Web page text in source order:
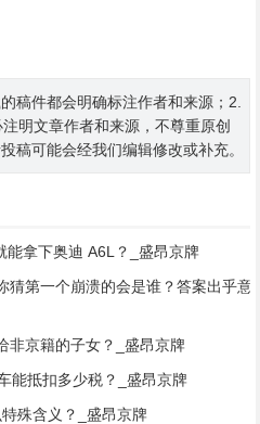
稿件都会明确标注作者和来源；2.
明文章作者和来源，不尊重原创
稿可能会经我们编辑修改或补充。
能拿下奥迪 A6L？_盛昂京牌
猜第一个崩溃的会是谁？答案出乎意
非京籍的子女？_盛昂京牌
能抵扣多少税？_盛昂京牌
殊含义？_盛昂京牌